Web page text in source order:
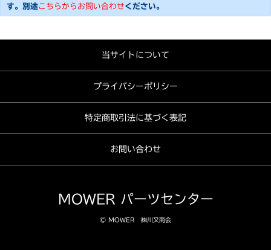
す。別途こちらからお問い合わせください。
当サイトについて
プライバシーポリシー
特定商取引法に基づく表記
お問い合わせ
MOWER パーツセンター
© MOWER ㈱川又商会